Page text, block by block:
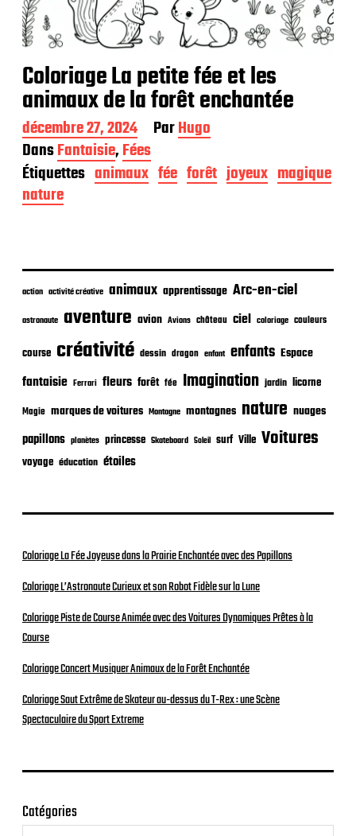
Coloriage La petite fée et les
animaux de la forêt enchantée
D
a
t
e
d
e
l
i
a
i
n
décembre 27, 2024 ParHugo
DansFantaisie,Fées
Étiquettes animaux fée forêt joyeux magique
nature
action activité créative animaux apprentissage Arc-en-ciel
astronaute aventure avion Avions château ciel coloriage couleurs
course créativité dessin dragon enfant enfants Espace
fantaisie Ferrari fleurs forêt fée Imagination jardin licorne
Magie marques de voitures Montagne montagnes nature nuages
papillons planètes princesse Skateboard Soleil surf Ville Voitures
voyage éducation étoiles
Coloriage La Fée Joyeuse dans la Prairie Enchantée avec des Papillons
Coloriage L’Astronaute Curieux et son Robot Fidèle sur la Lune
Coloriage Piste de Course Animée avec des Voitures Dynamiques Prêtes à la
Course
Coloriage Concert Musiquer Animaux de la Forêt Enchantée
Coloriage Saut Extrême de Skateur au-dessus du T-Rex : une Scène
Spectaculaire du Sport Extreme
Catégories